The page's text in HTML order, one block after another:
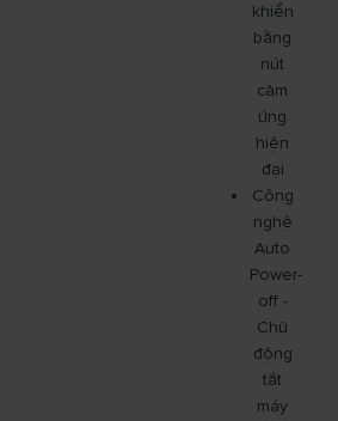
khiển
bằng
nút
cảm
ứng
hiện
đại
Công
nghệ
Auto
Power-
off -
Chủ
động
tắt
máy